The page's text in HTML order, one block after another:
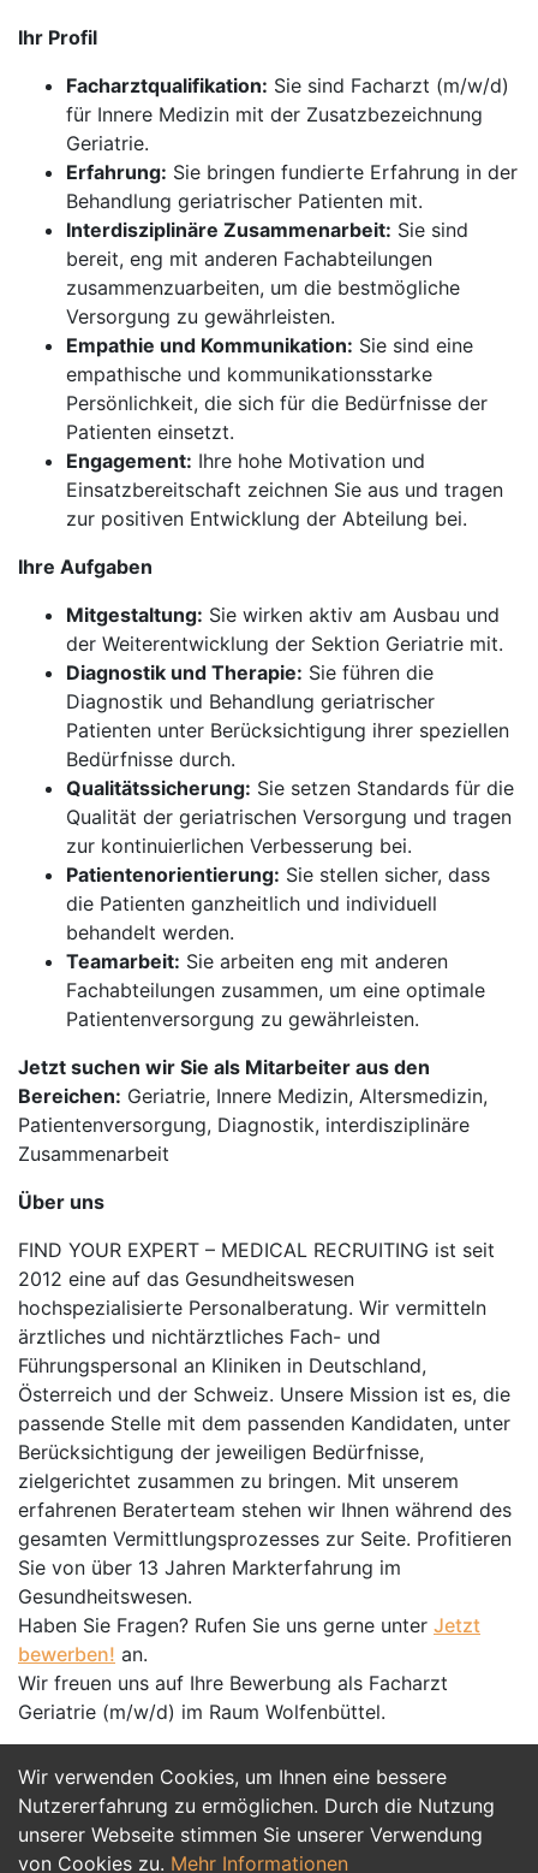
Wir verwenden Cookies, um Ihnen eine bessere
Nutzererfahrung zu ermöglichen. Durch die Nutzung
unserer Webseite stimmen Sie unserer Verwendung
von Cookies zu. Mehr Informationen
Ihr Profil
Facharztqualifikation: Sie sind Facharzt (m/w/d)
für Innere Medizin mit der Zusatzbezeichnung
Geriatrie.
Erfahrung: Sie bringen fundierte Erfahrung in der
Behandlung geriatrischer Patienten mit.
Interdisziplinäre Zusammenarbeit: Sie sind
bereit, eng mit anderen Fachabteilungen
zusammenzuarbeiten, um die bestmögliche
Versorgung zu gewährleisten.
Empathie und Kommunikation: Sie sind eine
empathische und kommunikationsstarke
Persönlichkeit, die sich für die Bedürfnisse der
Patienten einsetzt.
Engagement: Ihre hohe Motivation und
Einsatzbereitschaft zeichnen Sie aus und tragen
zur positiven Entwicklung der Abteilung bei.
Ihre Aufgaben
Mitgestaltung: Sie wirken aktiv am Ausbau und
der Weiterentwicklung der Sektion Geriatrie mit.
Diagnostik und Therapie: Sie führen die
Diagnostik und Behandlung geriatrischer
Patienten unter Berücksichtigung ihrer speziellen
Bedürfnisse durch.
Qualitätssicherung: Sie setzen Standards für die
Qualität der geriatrischen Versorgung und tragen
zur kontinuierlichen Verbesserung bei.
Patientenorientierung: Sie stellen sicher, dass
die Patienten ganzheitlich und individuell
behandelt werden.
Teamarbeit: Sie arbeiten eng mit anderen
Fachabteilungen zusammen, um eine optimale
Patientenversorgung zu gewährleisten.
Jetzt suchen wir Sie als Mitarbeiter aus den
Bereichen: Geriatrie, Innere Medizin, Altersmedizin,
Patientenversorgung, Diagnostik, interdisziplinäre
Zusammenarbeit
Über uns
FIND YOUR EXPERT – MEDICAL RECRUITING ist seit
2012 eine auf das Gesundheitswesen
hochspezialisierte Personalberatung. Wir vermitteln
ärztliches und nichtärztliches Fach- und
Führungspersonal an Kliniken in Deutschland,
Österreich und der Schweiz. Unsere Mission ist es, die
passende Stelle mit dem passenden Kandidaten, unter
Berücksichtigung der jeweiligen Bedürfnisse,
zielgerichtet zusammen zu bringen. Mit unserem
erfahrenen Beraterteam stehen wir Ihnen während des
gesamten Vermittlungsprozesses zur Seite. Profitieren
Sie von über 13 Jahren Markterfahrung im
Gesundheitswesen.
Haben Sie Fragen? Rufen Sie uns gerne unter Jetzt
bewerben! an.
Wir freuen uns auf Ihre Bewerbung als Facharzt
Geriatrie (m/w/d) im Raum Wolfenbüttel.
Jetzt Bewerben